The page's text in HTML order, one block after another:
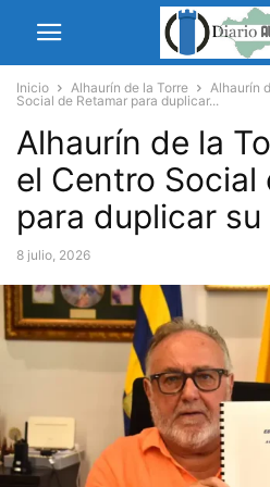
Inicio Alhaurín de la Torre
Alhaurín
Social de Retamar para duplicar...
Alhaurín de la
el Centro Social
para duplicar
8 julio, 2026